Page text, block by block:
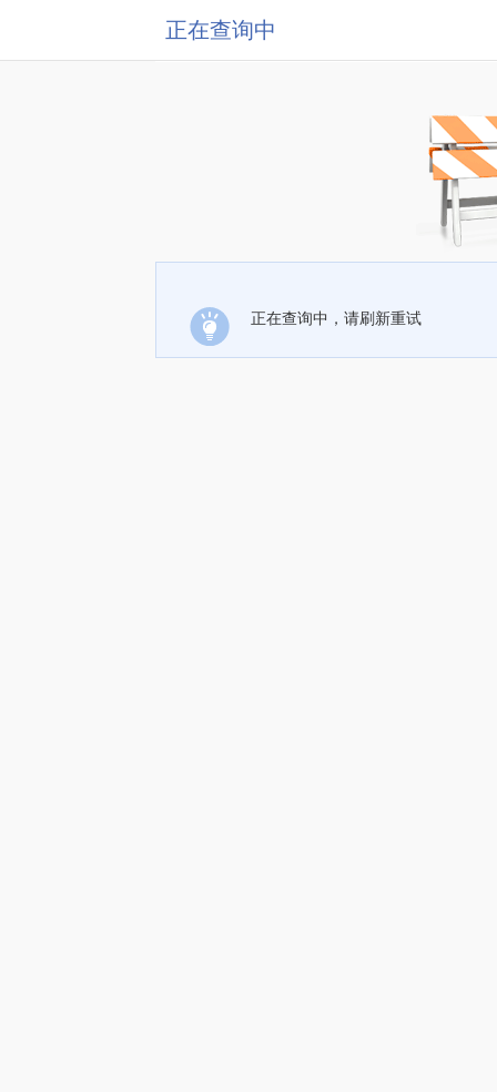
正在查询中
正在查询中，请刷新重试